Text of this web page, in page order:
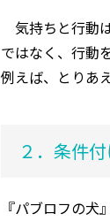
気持ちと行動
ではなく、行動
例えば、とりあ
２．条件
『パブロフの